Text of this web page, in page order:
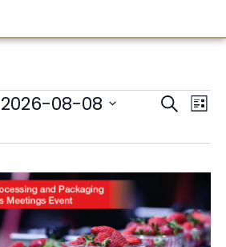
és
nézet
Keresett
Lista
2026-08-08